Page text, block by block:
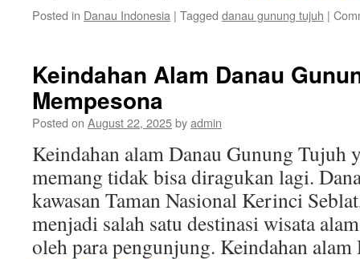
Posted in Danau Indonesia | Tagged danau gunung tujuh |
Keindahan Alam Danau
Mempesona
Posted on August 22, 2025byadmin
Keindahan alam Danau Gunung Tujuh
memang tidak bisa diragukan lagi.
kawasan Taman Nasional Kerinci
menjadi salah satu destinasi wisata
oleh para pengunjung. Keindahan